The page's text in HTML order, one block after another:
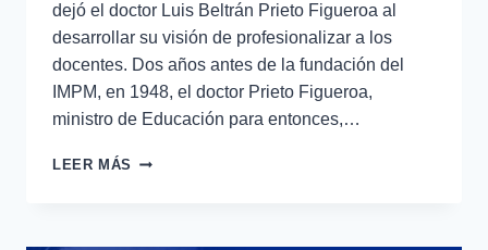
dejó el doctor Luis Beltrán Prieto Figueroa al
desarrollar su visión de profesionalizar a los
docentes. Dos años antes de la fundación del
IMPM, en 1948, el doctor Prieto Figueroa,
ministro de Educación para entonces,…
LEER MÁS